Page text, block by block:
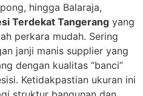
hingga Balaraja,
Terdekat Tangerang yang
perkara mudah. Sering
janji manis supplier yang
dengan kualitas “banci”
Ketidakpastian ukuran ini